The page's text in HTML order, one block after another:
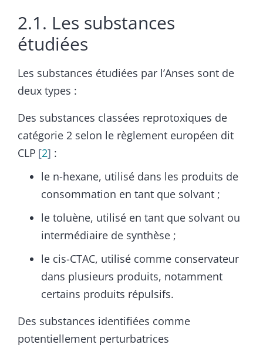
2.1. Les substances
étudiées
Les substances étudiées par l’Anses sont de
deux types :
Des substances classées reprotoxiques de
catégorie 2 selon le règlement européen dit
CLP 2 :
le n-hexane, utilisé dans les produits de
consommation en tant que solvant ;
le toluène, utilisé en tant que solvant ou
intermédiaire de synthèse ;
le cis-CTAC, utilisé comme conservateur
dans plusieurs produits, notamment
certains produits répulsifs.
Des substances identifiées comme
potentiellement perturbatrices